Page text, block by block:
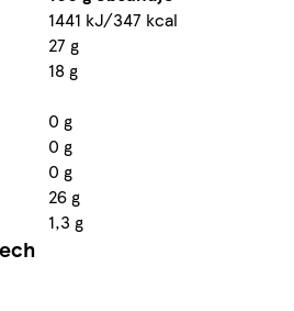
1441 kJ/347 kcal
27 g
18 g
0 g
0 g
0 g
26 g
1,3 g